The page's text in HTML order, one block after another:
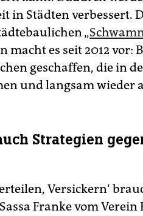
in Städten verbessert.
„
es seit 2012 vor:
geschaffen, die in
und langsam wieder
Strategien
Versickern‘
Franke vom